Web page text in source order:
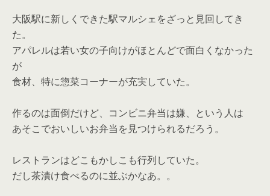
大阪駅に新しくできた駅マルシェをざっと見回してき
た。
アパレルは若い女の子向けがほとんどで面白くなかった
が
食材、特に惣菜コーナーが充実していた。
作るのは面倒だけど、コンビニ弁当は嫌、という人は
あそこでおいしいお弁当を見つけられるだろう。
レストランはどこもかしこも行列していた。
だし茶漬け食べるのに並ぶかなあ。。